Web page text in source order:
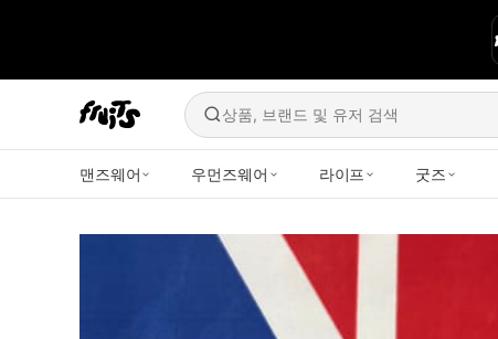
상품, 브랜드 및 유저 검색
맨즈웨어 우먼즈웨어 라이프 굿즈